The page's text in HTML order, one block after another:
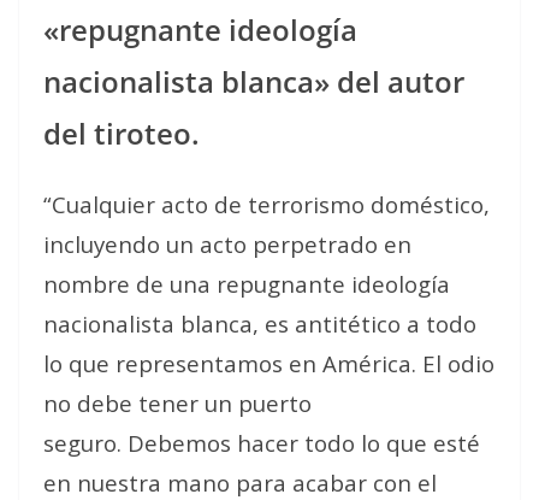
«repugnante ideología
nacionalista blanca» del autor
del tiroteo.
“Cualquier acto de terrorismo doméstico,
incluyendo un acto perpetrado en
nombre de una repugnante ideología
nacionalista blanca, es antitético a todo
lo que representamos en América. El odio
no debe tener un puerto
seguro. Debemos hacer todo lo que esté
en nuestra mano para acabar con el